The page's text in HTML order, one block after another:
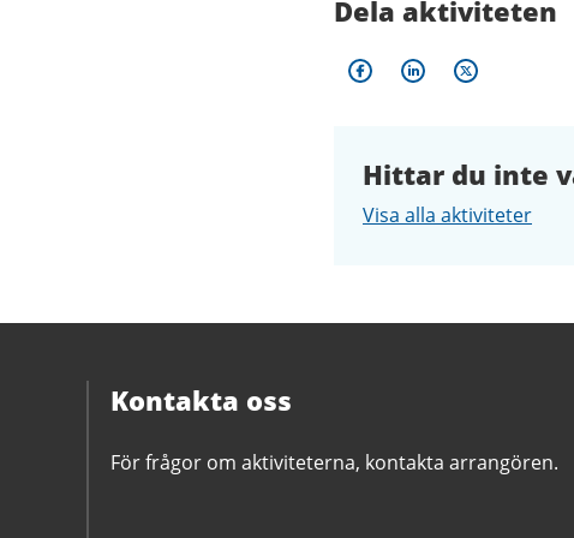
Dela aktiviteten
Hittar du inte
Visa alla aktiviteter
Kontakta oss
För frågor om aktiviteterna, kontakta arrangören.